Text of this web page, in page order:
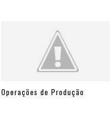
Operações de Produção